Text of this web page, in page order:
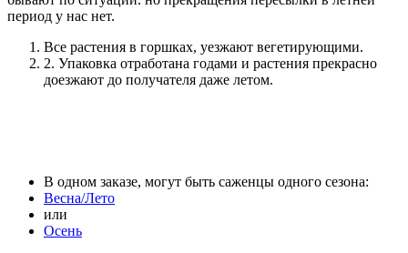
период у нас нет.
Все растения в горшках, уезжают вегетирующими.
2. Упаковка отработана годами и растения прекрасно
доезжают до получателя даже летом.
В одном заказе, могут быть саженцы одного сезона:
Весна/Лето
или
Осень